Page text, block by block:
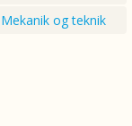
Mekanik og teknik